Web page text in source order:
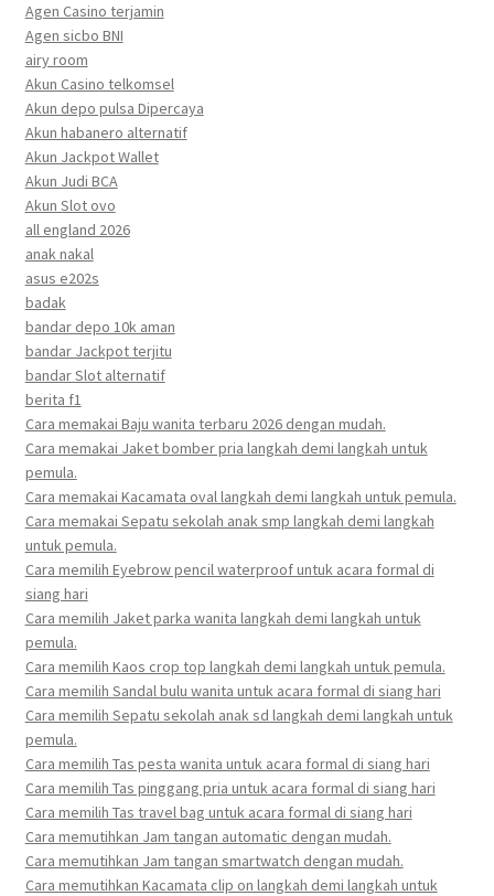
Agen Casino terjamin
Agen sicbo BNI
airy room
Akun Casino telkomsel
Akun depo pulsa Dipercaya
Akun habanero alternatif
Akun Jackpot Wallet
Akun Judi BCA
Akun Slot ovo
all england 2026
anak nakal
asus e202s
badak
bandar depo 10k aman
bandar Jackpot terjitu
bandar Slot alternatif
berita f1
Cara memakai Baju wanita terbaru 2026 dengan mudah.
Cara memakai Jaket bomber pria langkah demi langkah untuk
pemula.
Cara memakai Kacamata oval langkah demi langkah untuk pemula.
Cara memakai Sepatu sekolah anak smp langkah demi langkah
untuk pemula.
Cara memilih Eyebrow pencil waterproof untuk acara formal di
siang hari
Cara memilih Jaket parka wanita langkah demi langkah untuk
pemula.
Cara memilih Kaos crop top langkah demi langkah untuk pemula.
Cara memilih Sandal bulu wanita untuk acara formal di siang hari
Cara memilih Sepatu sekolah anak sd langkah demi langkah untuk
pemula.
Cara memilih Tas pesta wanita untuk acara formal di siang hari
Cara memilih Tas pinggang pria untuk acara formal di siang hari
Cara memilih Tas travel bag untuk acara formal di siang hari
Cara memutihkan Jam tangan automatic dengan mudah.
Cara memutihkan Jam tangan smartwatch dengan mudah.
Cara memutihkan Kacamata clip on langkah demi langkah untuk